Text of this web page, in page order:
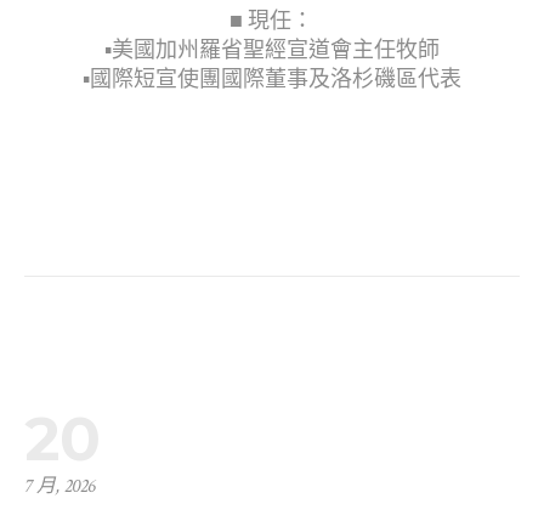
■ 現任：
▪︎美國加州羅省聖經宣道會主任牧師
▪︎國際短宣使團國際董事及洛杉磯區代表
7 月, 2026